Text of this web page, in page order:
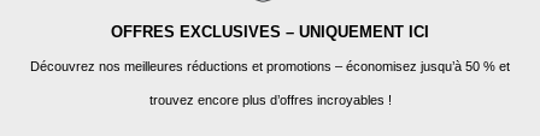
OFFRES EXCLUSIVES – UNIQUEMENT ICI
Découvrez nos meilleures réductions et promotions – économisez jusqu’à 50 % et
trouvez encore plus d’offres incroyables !